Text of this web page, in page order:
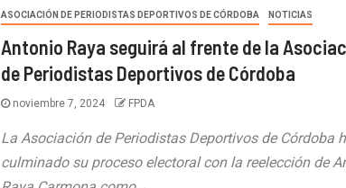
ASOCIACIÓN DE PERIODISTAS DEPORTIVOS DE CÓRDOBA NOTICIAS
Antonio Raya seguirá al frente de la
de Periodistas Deportivos de Córdoba
noviembre 7, 2024 FPDA
La Asociación de Periodistas Deportivos de Córdoba
culminado su proceso electoral con la reelección de